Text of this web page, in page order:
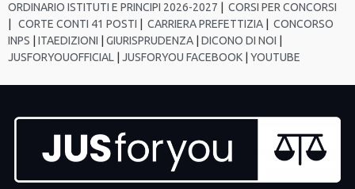
ORDINARIO ISTITUTI E PRINCIPI 2026-2027
CORSI PER CONCORSI
CORTE CONTI 41 POSTI CARRIERA PREFETTIZIA
CONCORSO
INPS
ITAEDIZIONI GIURISPRUDENZA DICONO DI NOI
JUSFORYOUOFFICIAL
JUSFORYOU FACEBOOK YOUTUBE